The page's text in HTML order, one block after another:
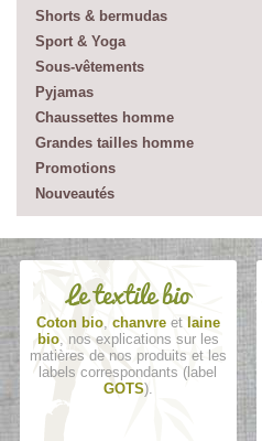
Shorts & bermudas
Sport & Yoga
Sous-vêtements
Pyjamas
Chaussettes homme
Grandes tailles homme
Promotions
Nouveautés
Le textile bio
Coton bio, chanvreet laine
bio, nos explications sur les
matières de nos produits et les
labels correspondants (label
GOTS).